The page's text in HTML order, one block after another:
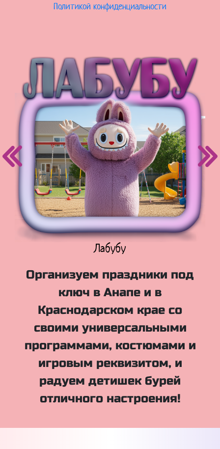
Политикой конфиденциальности
Куклы Лол
Организуем праздники под
ключ в Анапе и в
Краснодарском крае со
своими универсальными
программами, костюмами и
игровым реквизитом, и
радуем детишек бурей
отличного настроения!